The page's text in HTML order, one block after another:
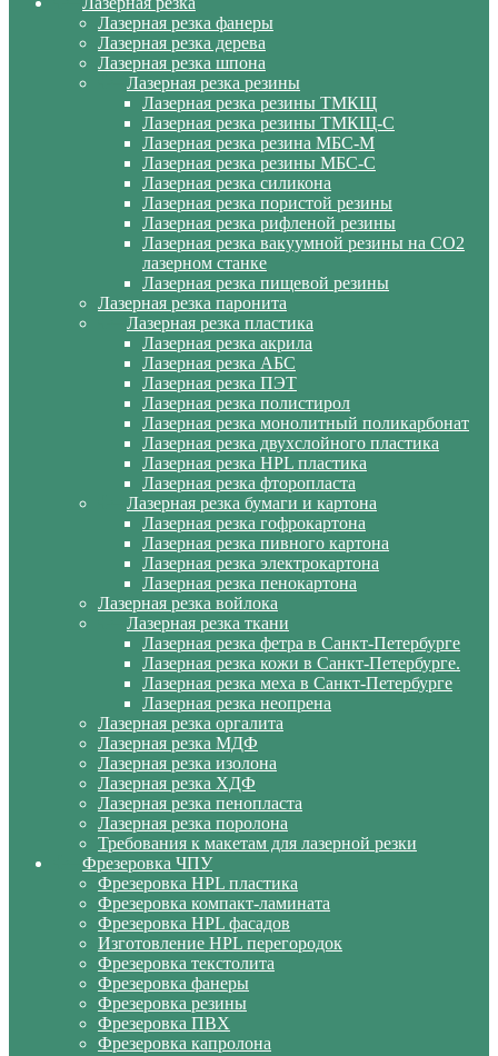
Лазерная резка фанеры
Лазерная резка дерева
Лазерная резка шпона
Лазерная резка резины
Лазерная резка резины ТМКЩ
Лазерная резка резины ТМКЩ-С
Лазерная резка резина МБС-М
Лазерная резка резины МБС-С
Лазерная резка силикона
Лазерная резка пористой резины
Лазерная резка рифленой резины
Лазерная резка вакуумной резины на CO2
лазерном станке
Лазерная резка пищевой резины
Лазерная резка паронита
Лазерная резка пластика
Лазерная резка акрила
Лазерная резка АБС
Лазерная резка ПЭТ
Лазерная резка полистирол
Лазерная резка монолитный поликарбонат
Лазерная резка двухслойного пластика
Лазерная резка HPL пластика
Лазерная резка фторопласта
Лазерная резка бумаги и картона
Лазерная резка гофрокартона
Лазерная резка пивного картона
Лазерная резка электрокартона
Лазерная резка пенокартона
Лазерная резка войлока
Лазерная резка ткани
Лазерная резка фетра в Санкт-Петербурге
Лазерная резка кожи в Санкт-Петербурге.
Лазерная резка меха в Санкт-Петербурге
Лазерная резка неопрена
Лазерная резка оргалита
Лазерная резка МДФ
Лазерная резка изолона
Лазерная резка ХДФ
Лазерная резка пенопласта
Лазерная резка поролона
Требования к макетам для лазерной резки
Фрезеровка ЧПУ
Фрезеровка HPL пластика
Фрезеровка компакт-ламината
Фрезеровка HPL фасадов
Изготовление HPL перегородок
Фрезеровка текстолита
Фрезеровка фанеры
Фрезеровка резины
Фрезеровка ПВХ
Фрезеровка капролона